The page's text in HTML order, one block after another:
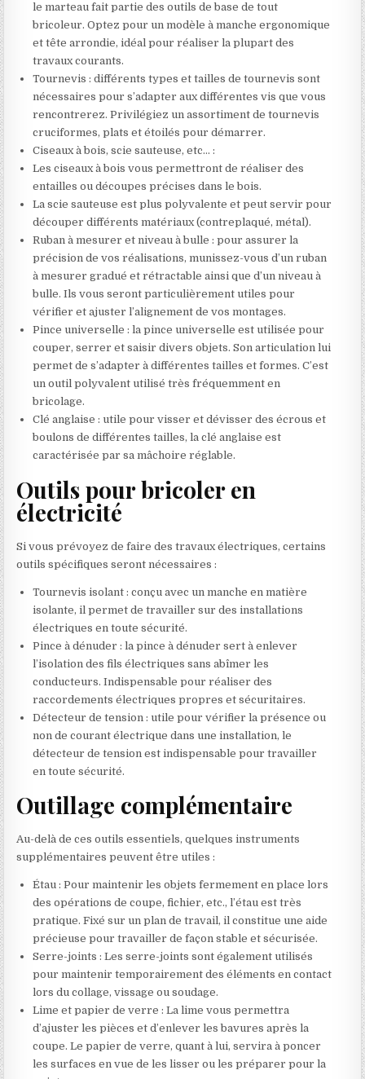
le marteau fait partie des outils de base de tout
bricoleur. Optez pour un modèle à manche ergonomique
et tête arrondie, idéal pour réaliser la plupart des
travaux courants.
Tournevis : différents types et tailles de tournevis sont
nécessaires pour s’adapter aux différentes vis que vous
rencontrerez. Privilégiez un assortiment de tournevis
cruciformes, plats et étoilés pour démarrer.
Ciseaux à bois, scie sauteuse, etc… :
Les ciseaux à bois vous permettront de réaliser des
entailles ou découpes précises dans le bois.
La scie sauteuse est plus polyvalente et peut servir pour
découper différents matériaux (contreplaqué, métal).
Ruban à mesurer et niveau à bulle : pour assurer la
précision de vos réalisations, munissez-vous d’un ruban
à mesurer gradué et rétractable ainsi que d’un niveau à
bulle. Ils vous seront particulièrement utiles pour
vérifier et ajuster l’alignement de vos montages.
Pince universelle : la pince universelle est utilisée pour
couper, serrer et saisir divers objets. Son articulation lui
permet de s’adapter à différentes tailles et formes. C’est
un outil polyvalent utilisé très fréquemment en
bricolage.
Clé anglaise : utile pour visser et dévisser des écrous et
boulons de différentes tailles, la clé anglaise est
caractérisée par sa mâchoire réglable.
Outils pour bricoler en
électricité
Si vous prévoyez de faire des travaux électriques, certains
outils spécifiques seront nécessaires :
Tournevis isolant : conçu avec un manche en matière
isolante, il permet de travailler sur des installations
électriques en toute sécurité.
Pince à dénuder : la pince à dénuder sert à enlever
l’isolation des fils électriques sans abîmer les
conducteurs. Indispensable pour réaliser des
raccordements électriques propres et sécuritaires.
Détecteur de tension : utile pour vérifier la présence ou
non de courant électrique dans une installation, le
détecteur de tension est indispensable pour travailler
en toute sécurité.
Outillage complémentaire
Au-delà de ces outils essentiels, quelques instruments
supplémentaires peuvent être utiles :
Étau : Pour maintenir les objets fermement en place lors
des opérations de coupe, fichier, etc., l’étau est très
pratique. Fixé sur un plan de travail, il constitue une aide
précieuse pour travailler de façon stable et sécurisée.
Serre-joints : Les serre-joints sont également utilisés
pour maintenir temporairement des éléments en contact
lors du collage, vissage ou soudage.
Lime et papier de verre : La lime vous permettra
d’ajuster les pièces et d’enlever les bavures après la
coupe. Le papier de verre, quant à lui, servira à poncer
les surfaces en vue de les lisser ou les préparer pour la